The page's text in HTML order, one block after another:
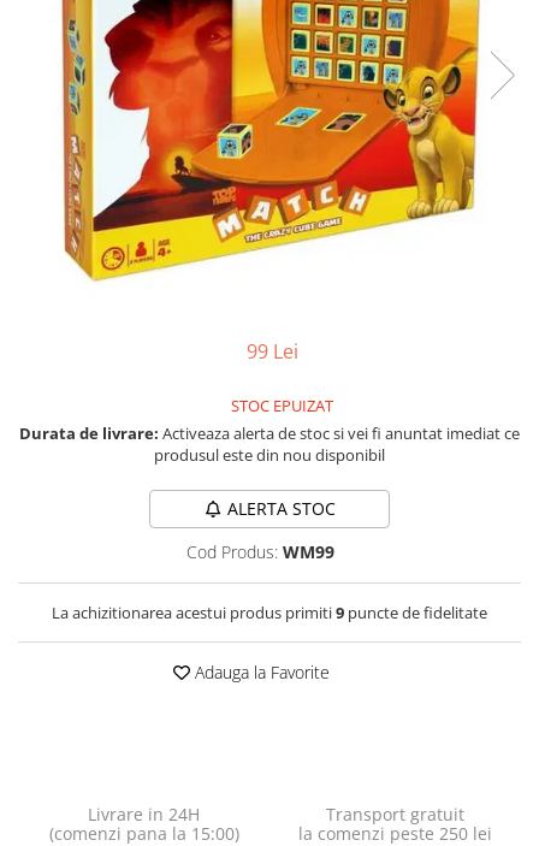
Jocuri pentru o persoana
Jocuri pentru 2 persoane
Game cunoscute
Carcassonne
Cluedo
Monopoly
Jocuri de societate in limba
Vezi toate jocurile de societate
99 Lei
STOC EPUIZAT
Durata de livrare: Activeaza alerta de stoc si vei fi anuntat imediat ce
produsul este din nou disponibil
ALERTA STOC
Cod Produs: WM99
La achizitionarea acestui produs primiti9 puncte de fidelitate
Adauga la Favorite
Livrare in 24H
(comenzi pana la 15:00)
Transport gratuit
la comenzi peste 250 lei